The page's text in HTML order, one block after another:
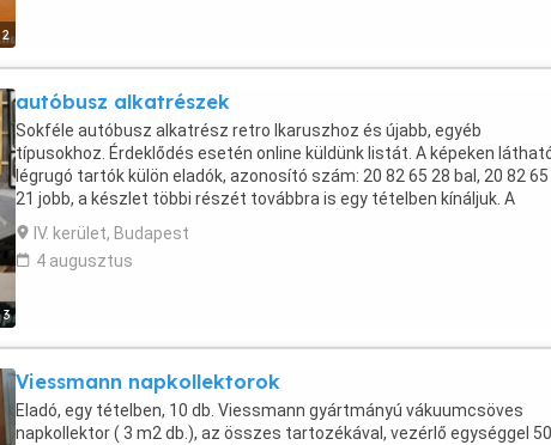
2
3
autóbusz alkatrészek
Sokféle autóbusz alkatrész retro Ikaruszhoz és újabb, egyéb
típusokhoz. Érdeklődés esetén online küldünk listát. A képeken
légrugó tartók külön eladók, azonosító szám: 20 82 65 28 bal, 20 82 65
21 jobb, a készlet többi részét továbbra is egy tételben kínáljuk. A
megadott ár nem a teljes készletre vonatkozik.
IV. kerület, Budapest
4 augusztus
Viessmann napkollektorok
Eladó, egy tételben, 10 db. Viessmann gyártmányú vákuumcsöves
napkollektor ( 3 m2 db.), az összes tartozékával, vezérlő egységgel